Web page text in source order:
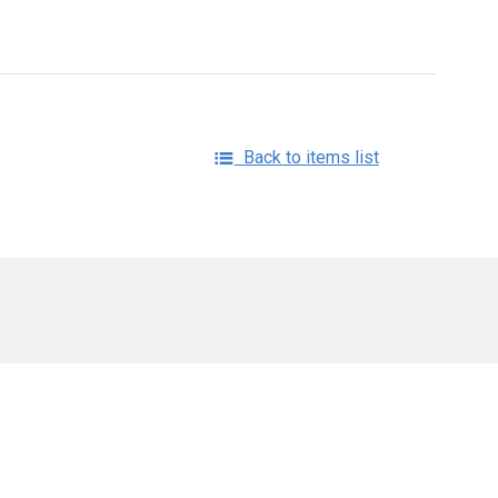
Back to items list